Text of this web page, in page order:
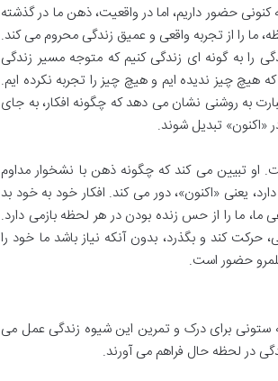
حضور داریم، اما در واقعیت، ذهن ما در گذشته
ما را از تجربه واقعی و عمیق زندگی محروم می کند.
را به گونه ای زندگی کنیم که متوجه مسیر زندگی
هیچ چیز ندیده ایم و هیچ چیز را تجربه نکرده ایم.
به روشنی نشان می دهد که چگونه افکار، به جای
«اکنون» تبدیل شوند.
او تبیین می کند که چگونه ذهن با نشخوار مداوم
یعنی «اکنون»، دور می کند. افکار خود به خود بد
ما، ما را از حس زنده بودن در هر لحظه بازمی دارد.
کند و بگذرد، بدون آنکه نیاز باشد ما خود را
حضور است.
ستونی برای درک و تمرین این شیوه زندگی عمل می
در لحظه حال فراهم می آورند.